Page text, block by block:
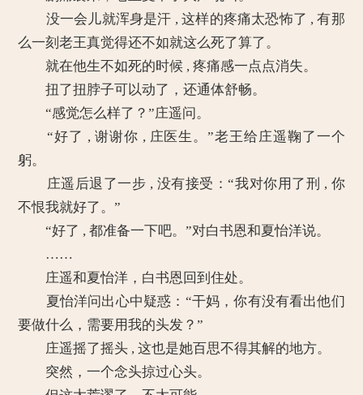
没一会儿就浑身是汗 , 这样的疼痛太恐怖了 , 有那
么一刻老王真觉得还不如就这么死了算了。
就在他生不如死的时候 , 疼痛感一点点消失。
扭了扭脖子可以动了，还通体舒畅。
“感觉怎么样了？”庄遥问。
“好了 , 谢谢你 , 庄医生。”老王给庄遥鞠了一个
躬。
庄遥后退了一步 , 没有接受：“我对你用了刑 , 你
不恨我就好了。”
“好了 , 都准备一下吧。”对白书恩和夏怡洋说。
……
庄遥和夏怡洋，白书恩回到住处。
夏怡洋问出心中疑惑：“干妈，你有没有看出他们
要做什么，需要用我的头发？”
庄遥摇了摇头 , 这也是她百思不得其解的地方。
突然，一个念头掠过心头。